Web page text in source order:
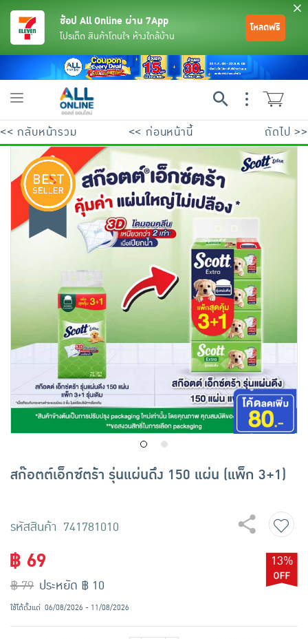
เครื่องดื่มและผงชงดื่ม
เครื่องปรุงรสและของแห้ง
ขนมขบเคี้ยว และช็อคโกแลต
อาหารสด ผัก ผลไม้และเบเกอรี่
พระเครื่อง test pop
ช้อป All Online ผ่าน 7App
โปรเด็ด สินค้าโดนใจ ห้างใกล้บ้าน
โหลดฟรี
Toggle
<< กลับหน้ารวม << ก่อนหน้านี้ ถัดไป >>
สก๊อตต์เอ็กซ์ตร้า รุ่นแผ่นดึง 150 แผ่น (แพ็ก 3+1)
รหัสสินค้า 741781010
฿ 69
฿ 79
13%
ประหยัด ฿ 10
ใช้ได้ตั้งแต่ 06/08/2026 - 11/08/2026